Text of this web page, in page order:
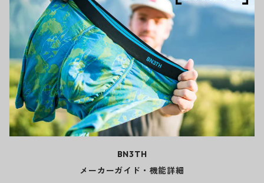
BN3TH
メーカーガイド・機能詳細